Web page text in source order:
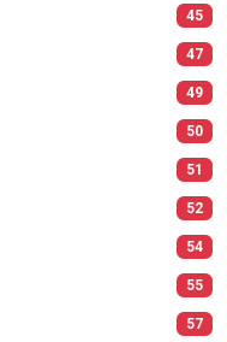
45
47
49
50
51
52
54
55
57